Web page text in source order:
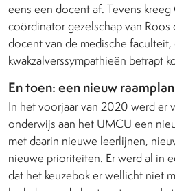
eens een docent af. Tevens
coördinator gezelschap van Roos
docent van de medische
kwakzalverssympathieën betrapt
En toen: een nieuw
In het voorjaar van 2020 werd er
onderwijs aan het UMCU een
met daarin nieuwe leerlijnen,
nieuwe prioriteiten. Er werd al in
dat het keuzebok er wellicht niet